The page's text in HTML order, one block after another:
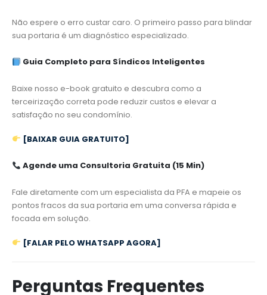
Não espere o erro custar caro. O primeiro passo para blindar
sua portaria é um diagnóstico especializado.
Guia Completo para Síndicos Inteligentes
Baixe nosso e-book gratuito e descubra como a
terceirização correta pode reduzir custos e elevar a
satisfação no seu condomínio.
[BAIXAR GUIA GRATUITO]
Agende uma Consultoria Gratuita (15 Min)
Fale diretamente com um especialista da PFA e mapeie os
pontos fracos da sua portaria em uma conversa rápida e
focada em solução.
[FALAR PELO WHATSAPP AGORA]
Perguntas Frequentes